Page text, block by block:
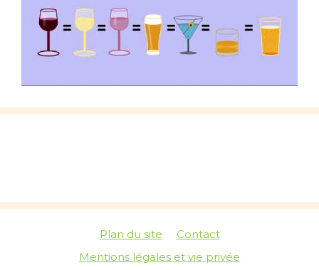
Plan du site
Contact
Mentions légales et vie privée